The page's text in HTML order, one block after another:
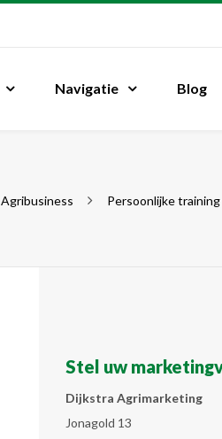
Navigatie Blog
Agribusiness Persoonlijke
Stel uw
Dijkstra Agrimarketing
Jonagold 13